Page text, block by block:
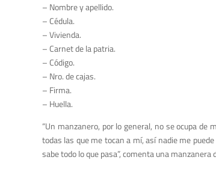
– Nombre y apellido.
– Cédula.
– Vivienda.
– Carnet de la patria.
– Código.
– Nro. de cajas.
– Firma.
– Huella.
“Un manzanero, por lo general, no se ocupa de
todas las que me tocan a mí, así nadie me
sabe todo lo que pasa”, comenta una manzanera